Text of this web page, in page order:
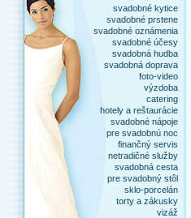
svadobné kytice
svadobné prstene
svadobné oznámenia
svadobné účesy
svadobná hudba
svadobná doprava
foto-video
výzdoba
catering
hotely a reštaurácie
svadobné nápoje
pre svadobnú noc
finančný servis
netradičné služby
svadobná cesta
pre svadobný stôl
sklo-porcelán
torty a zákusky
vizáž